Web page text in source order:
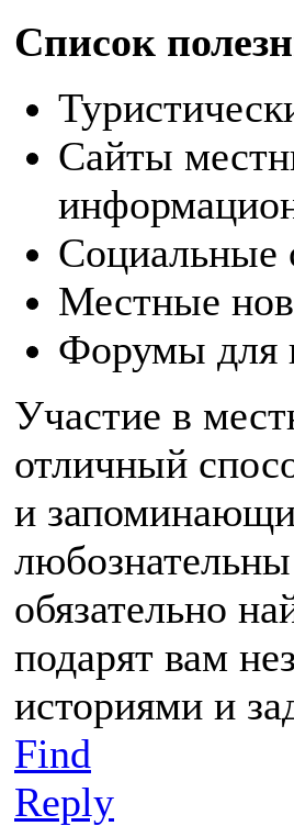
Список
Сайты
Социальные
Местные
Форумы для
Участие в
отличный
и
обязательно
подарят вам
историями и
Find
Reply